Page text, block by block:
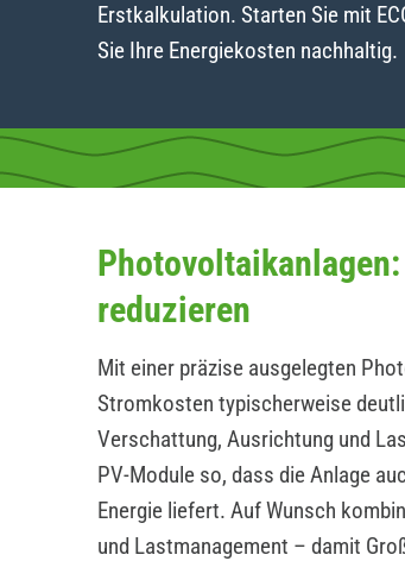
Erstkalkulation. Starten Sie mit
Sie Ihre Energiekosten nachhaltig.
reduzieren
Mit einer präzise ausgelegten
Stromkosten typischerweise
Verschattung, Ausrichtung und
PV-Module so, dass die Anlage
Energie liefert. Auf Wunsch
und Lastmanagement – damit